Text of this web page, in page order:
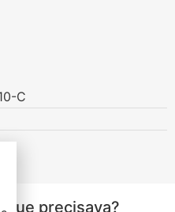
C
precisava?